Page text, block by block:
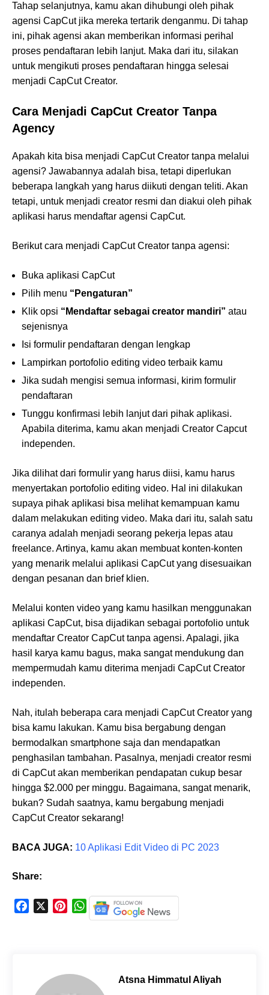
Tahap selanjutnya, kamu akan dihubungi oleh pihak
agensi CapCut jika mereka tertarik denganmu. Di tahap
ini, pihak agensi akan memberikan informasi perihal
proses pendaftaran lebih lanjut. Maka dari itu, silakan
untuk mengikuti proses pendaftaran hingga selesai
menjadi CapCut Creator.
Cara Menjadi CapCut Creator Tanpa
Agency
Apakah kita bisa menjadi CapCut Creator tanpa melalui
agensi? Jawabannya adalah bisa, tetapi diperlukan
beberapa langkah yang harus diikuti dengan teliti. Akan
tetapi, untuk menjadi creator resmi dan diakui oleh pihak
aplikasi harus mendaftar agensi CapCut.
Berikut cara menjadi CapCut Creator tanpa agensi:
Buka aplikasi CapCut
Pilih menu “Pengaturan”
Klik opsi “Mendaftar sebagai creator mandiri” atau
sejenisnya
Isi formulir pendaftaran dengan lengkap
Lampirkan portofolio editing video terbaik kamu
Jika sudah mengisi semua informasi, kirim formulir
pendaftaran
Tunggu konfirmasi lebih lanjut dari pihak aplikasi.
Apabila diterima, kamu akan menjadi Creator Capcut
independen.
Jika dilihat dari formulir yang harus diisi, kamu harus
menyertakan portofolio editing video. Hal ini dilakukan
supaya pihak aplikasi bisa melihat kemampuan kamu
dalam melakukan editing video. Maka dari itu, salah satu
caranya adalah menjadi seorang pekerja lepas atau
freelance. Artinya, kamu akan membuat konten-konten
yang menarik melalui aplikasi CapCut yang disesuaikan
dengan pesanan dan brief klien.
Melalui konten video yang kamu hasilkan menggunakan
aplikasi CapCut, bisa dijadikan sebagai portofolio untuk
mendaftar Creator CapCut tanpa agensi. Apalagi, jika
hasil karya kamu bagus, maka sangat mendukung dan
mempermudah kamu diterima menjadi CapCut Creator
independen.
Nah, itulah beberapa cara menjadi CapCut Creator yang
bisa kamu lakukan. Kamu bisa bergabung dengan
bermodalkan smartphone saja dan mendapatkan
penghasilan tambahan. Pasalnya, menjadi creator resmi
di CapCut akan memberikan pendapatan cukup besar
hingga $2.000 per minggu. Bagaimana, sangat menarik,
bukan? Sudah saatnya, kamu bergabung menjadi
CapCut Creator sekarang!
BACA JUGA: 10 Aplikasi Edit Video di PC 2023
Share:
W
h
A
Atsna Himmatul Aliyah